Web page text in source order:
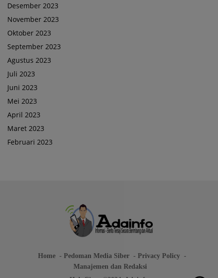
Desember 2023
November 2023
Oktober 2023
September 2023
Agustus 2023
Juli 2023
Juni 2023
Mei 2023
April 2023
Maret 2023
Februari 2023
Home Pedoman Media Siber
Privacy Policy
Manajemen dan Redaksi